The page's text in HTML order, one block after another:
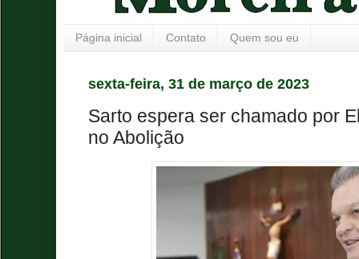
Página inicial Contato Quem sou eu
sexta-feira, 31 de março de 2023
Sarto espera ser chamado por
no Abolição